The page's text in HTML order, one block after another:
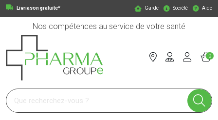
Livriason gratuite* Garde Société Aide
Nos compétences au service de votre santé
Pharmagroupe Votre pharmacie en ligne à votre service
0